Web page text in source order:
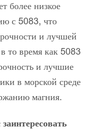
более низкое
с 5083, что
и лучшей
то время как 5083
и лучшие
в морской среде
магния.